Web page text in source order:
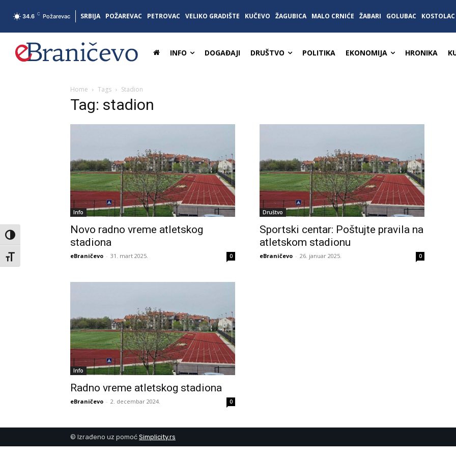
Toggle High Contrast
Toggle Font size
34.6 C Požarevac SRBIJA POŽAREVAC PETROVAC VELIKO GRADIŠTE KUČEVO ŽAGUBICA MALO CRNIĆE ŽABARI GOLUBAC KOSTOLAC
INFO DOGAĐAJI DRUŠTVO POLITIKA EKONOMIJA HRONIKA
Home Tags Stadion
Tag: stadion
Info
Novo radno vreme atletskog
stadiona
eBraničevo - 31. mart 2025. 0
Društvo
Sportski centar: Poštujte pravila na
atletskom stadionu
eBraničevo - 26. januar 2025. 0
Info
Radno vreme atletskog stadiona
eBraničevo - 2. decembar 2024. 0
© Izrađeno uz pomoć Simplicity.rs